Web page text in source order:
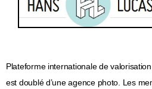
Plateforme internationale de
est doublé d’une agence photo. Les